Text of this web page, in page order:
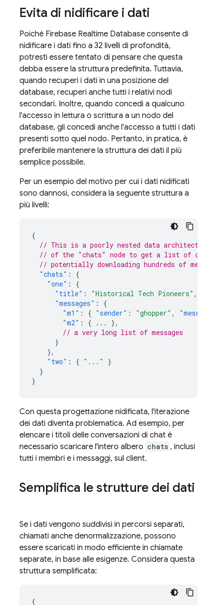
Evita di nidificare i dati
Poiché Firebase Realtime Database consente di
nidificare i dati fino a 32 livelli di profondità,
potresti essere tentato di pensare che questa
debba essere la struttura predefinita. Tuttavia,
quando recuperi i dati in una posizione del
database, recuperi anche tutti i relativi nodi
secondari. Inoltre, quando concedi a qualcuno
l'accesso in lettura o scrittura a un nodo del
database, gli concedi anche l'accesso a tutti i dati
presenti sotto quel nodo. Pertanto, in pratica, è
preferibile mantenere la struttura dei dati il più
semplice possibile.
Per un esempio del motivo per cui i dati nidificati
sono dannosi, considera la seguente struttura a
più livelli:
{
// This is a poorly nested data architecture,
// of the "chats" node to get a list of
// potentially downloading hundreds of
"chats" :
{
"one" :
{
"title" : "Historical Tech Pioneers" ,
"messages" :
{
"m1" : { "sender" : "ghopper" , "message"
"m2" : { ...
},
// a very long list of messages
}
},
"two" : { "..."
}
}
}
Con questa progettazione nidificata, l'iterazione
dei dati diventa problematica. Ad esempio, per
elencare i titoli delle conversazioni di chat è
necessario scaricare l'intero albero chats , inclusi
tutti i membri e i messaggi, sul client.
Semplifica le strutture dei dati
Se i dati vengono suddivisi in percorsi separati,
chiamati anche denormalizzazione, possono
essere scaricati in modo efficiente in chiamate
separate, in base alle esigenze. Considera questa
struttura semplificata:
{